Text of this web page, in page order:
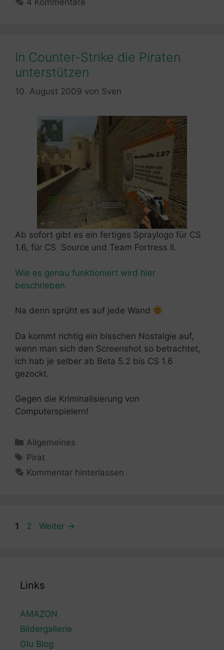
In Counter-Strike die Piraten
unterstützen
10. August 2009 von Sven
Ab sofort gibt es ein fertiges Spraylogo für CS
1.6, für CS Source und Team Fortress II.
Wie es genau funktioniert wird hier
beschrieben.
Na denn sprüht es auf jede Wand
Da kommt richtig ein bisschen Nostalgie auf,
wenn man sich den Screenshot so betrachtet,
ich hab je selber ab Beta 5.2 bis CS 1.6
gezockt.
Gegen die Kriminalisierung von
Computerspielern!
Kategorien
Allgemeines
Schlagwörter
Pirat
Kommentar hinterlassen
Seite
1 Seite
2 Weiter →
Links
AMAZON
Bildergallerie
Glu Blog